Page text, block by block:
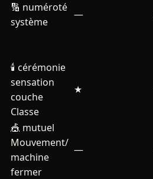
🔢 numéroté
système
—
🕯️ cérémonie
sensation
couche
Classe
★
🎪 mutuel
Mouvement/
machine
fermer
—